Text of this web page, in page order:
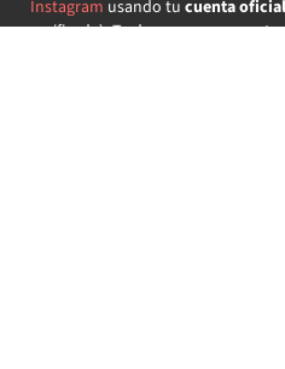
Instagram usando tu cuenta oficial
verificada) ¡Te daremos acceso a